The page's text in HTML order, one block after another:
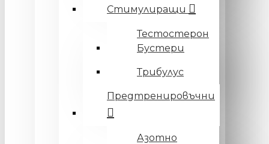
Стимулиращи
Тестостерон
Бустери
Трибулус
Предтренировъчни
Азотно